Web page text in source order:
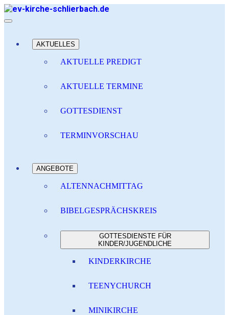
AKTUELLES
AKTUELLE PREDIGT
AKTUELLE TERMINE
GOTTESDIENST
TERMINVORSCHAU
ANGEBOTE
ALTENNACHMITTAG
BIBELGESPRÄCHSKREIS
GOTTESDIENSTE FÜR
KINDER/JUGENDLICHE
KINDERKIRCHE
TEENYCHURCH
MINIKIRCHE